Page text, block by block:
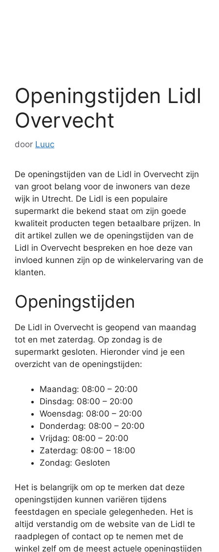
Openingstijden Lidl
Overvecht
door Luuc
De openingstijden van de Lidl in Overvecht zijn
van groot belang voor de inwoners van deze
wijk in Utrecht. De Lidl is een populaire
supermarkt die bekend staat om zijn goede
kwaliteit producten tegen betaalbare prijzen. In
dit artikel zullen we de openingstijden van de
Lidl in Overvecht bespreken en hoe deze van
invloed kunnen zijn op de winkelervaring van de
klanten.
Openingstijden
De Lidl in Overvecht is geopend van maandag
tot en met zaterdag. Op zondag is de
supermarkt gesloten. Hieronder vind je een
overzicht van de openingstijden:
Maandag: 08:00 – 20:00
Dinsdag: 08:00 – 20:00
Woensdag: 08:00 – 20:00
Donderdag: 08:00 – 20:00
Vrijdag: 08:00 – 20:00
Zaterdag: 08:00 – 18:00
Zondag: Gesloten
Het is belangrijk om op te merken dat deze
openingstijden kunnen variëren tijdens
feestdagen en speciale gelegenheden. Het is
altijd verstandig om de website van de Lidl te
raadplegen of contact op te nemen met de
winkel zelf om de meest actuele openingstijden